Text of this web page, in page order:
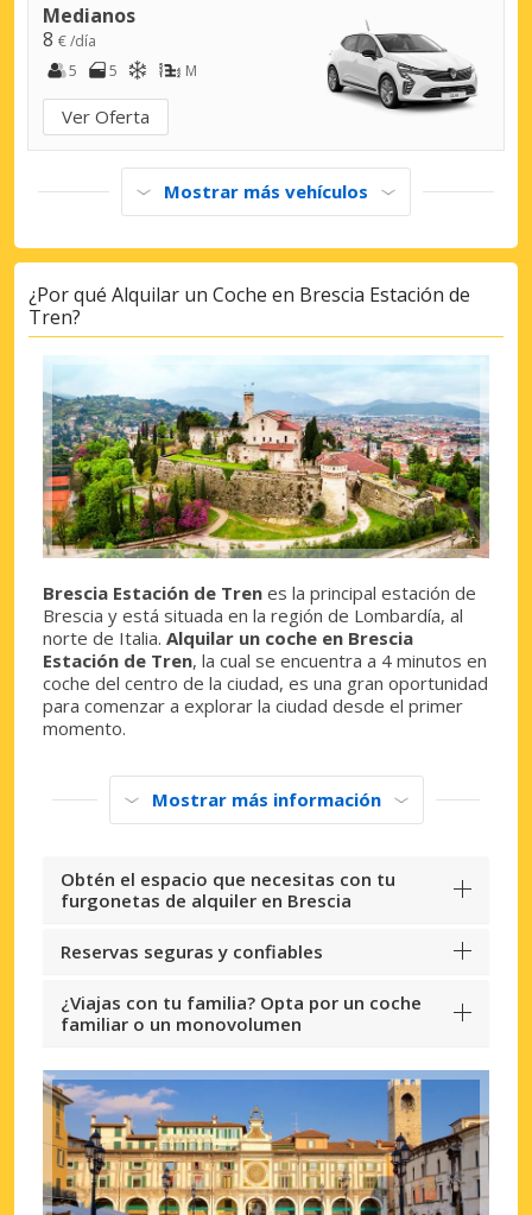
Medianos
8 € /día
5
5 M
Ver Oferta
Mostrar más vehículos
¿Por qué Alquilar un Coche en Brescia Estación de
Tren?
Brescia Estación de Tren es la principal estación de
Brescia y está situada en la región de Lombardía, al
norte de Italia. Alquilar un coche en Brescia
Estación de Tren, la cual se encuentra a 4 minutos en
coche del centro de la ciudad, es una gran oportunidad
para comenzar a explorar la ciudad desde el primer
momento.
Mostrar más información
Obtén el espacio que necesitas con tu
furgonetas de alquiler en Brescia
Reservas seguras y confiables
¿Viajas con tu familia? Opta por un coche
familiar o un monovolumen